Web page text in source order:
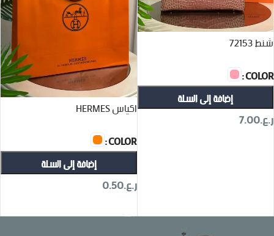
شنط 72153
COLOR
إضافة إلى السلة
ر.ع.7.00
اكياس HERMES
COLOR
إضافة إلى السلة
ر.ع.0.50